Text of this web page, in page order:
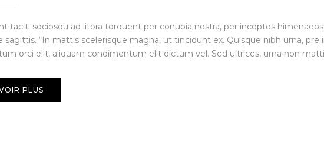
taciti sociosqu ad litora torquent per conubia nostra, per inceptos
sagittis. “In mattis scelerisque magna, ut tincidunt ex. Quisque nibh urna,
orci elit, aliquam condimentum elit dictum vel. Sed ultrices, urna non
PLUS